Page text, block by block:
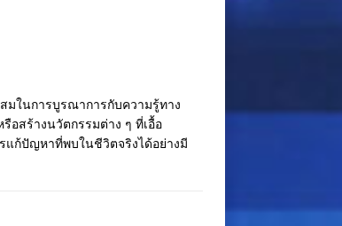
มในการบูรณาการกับความรู้ทาง
สร้างนวัตกรรมต่าง ๆ ที่เอื้อ
แก้ปัญหาที่พบในชีวิตจริงได้อย่างมี